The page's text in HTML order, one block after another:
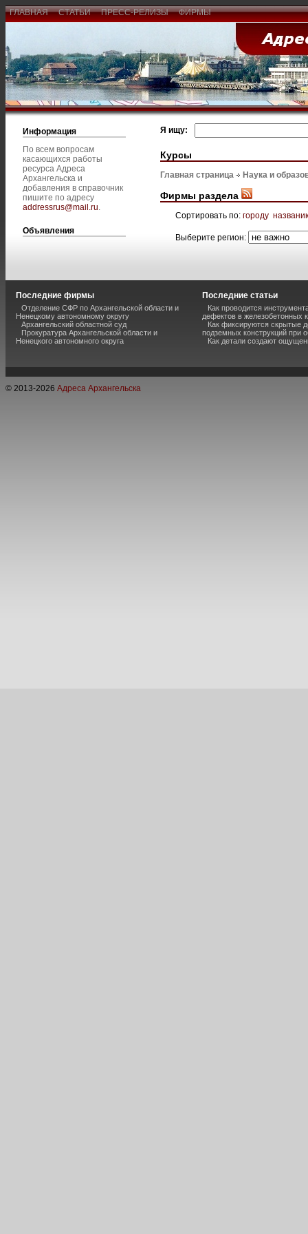
ГЛАВНАЯ СТАТЬИ ПРЕСС-РЕЛИЗЫ ФИРМЫ
Информация
По всем вопросам
касающихся работы
ресурса Адреса
Архангельска и
добавления в справочник
пишите по адресу
addressrus@mail.ru.
Объявления
Я ищу:
Курсы
Главная страница Наука и
Фирмы раздела
Сортировать по: городу
Выберите регион:
Последние фирмы
Отделение СФР по Архангельской области и
Ненецкому автономному округу
Архангельский областной суд
Прокуратура Архангельской области и
Ненецкого автономного округа
Последние статьи
Как проводится
дефектов в железобетонных
Как фиксируются скрытые
подземных конструкций при
Как детали создают
© 2013-2026 Адреса Архангельска